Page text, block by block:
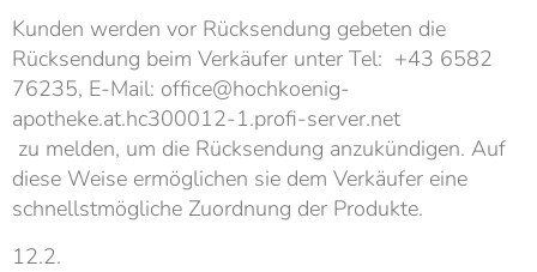
Kunden werden vor Rücksendung gebeten die
Rücksendung beim Verkäufer unter Tel: +43 6582
76235, E-Mail: office@hochkoenig-
apotheke.at.hc300012-1.profi-server.net
zu melden, um die Rücksendung anzukündigen. Auf
diese Weise ermöglichen sie dem Verkäufer eine
schnellstmögliche Zuordnung der Produkte.
12.2.